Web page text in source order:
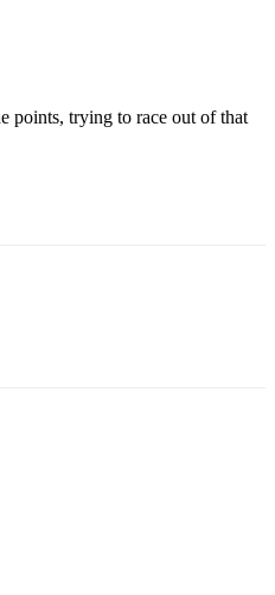
points, trying to race out of that